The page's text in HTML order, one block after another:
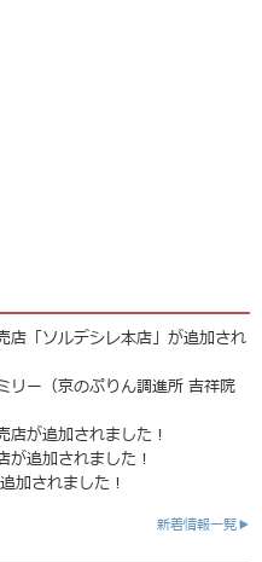
店「ソルデシレ本店」が追加され
リー（京のぷりん調進所 吉祥院
が追加されました！
が追加されました！
加されました！
新着情報一覧▶